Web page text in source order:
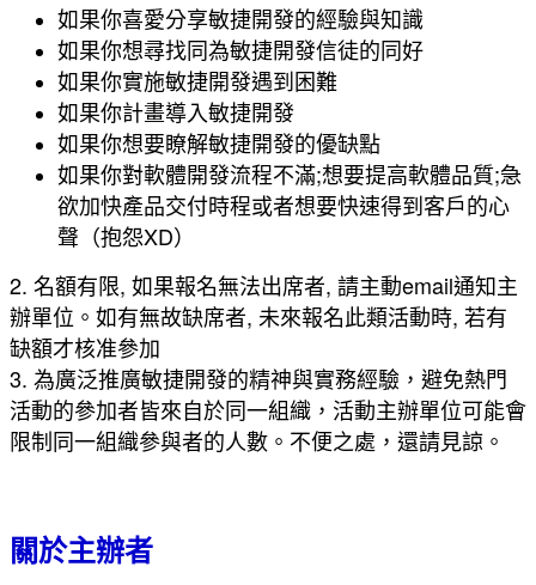
如果你喜愛分享敏捷開發的經驗與知識
如果你想尋找同為敏捷開發信徒的同好
如果你實施敏捷開發遇到困難
如果你計畫導入敏捷開發
如果你想要瞭解敏捷開發的優缺點
如果你對軟體開發流程不滿;想要提高軟體品質;急
欲加快產品交付時程或者想要快速得到客戶的心
聲（抱怨XD）
2. 名額有限, 如果報名無法出席者, 請主動email通知主
辦單位。如有無故缺席者, 未來報名此類活動時, 若有
缺額才核准參加
3. 為廣泛推廣敏捷開發的精神與實務經驗，避免熱門
活動的參加者皆來自於同一組織，活動主辦單位可能會
限制同一組織參與者的人數。不便之處，還請見諒。
關於主辦者